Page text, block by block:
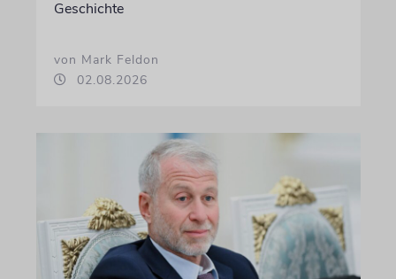
Geschichte
von Mark Feldon
02.08.2026